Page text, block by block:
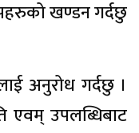
खण्डन गर्दछु
अनुरोध गर्दछु ।
एवम् उपलब्धिबाट